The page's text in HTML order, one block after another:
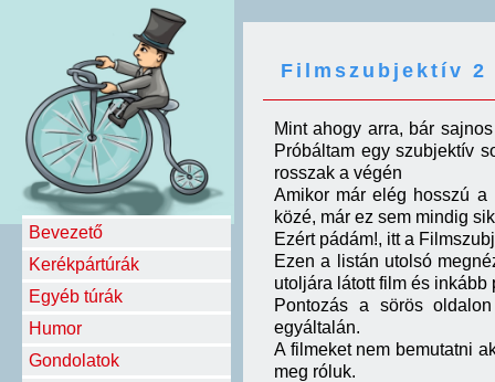
Bevezető
Kerékpártúrák
Egyéb túrák
Humor
Gondolatok
Filmszubjektív 2
Mint ahogy arra, bár
Próbáltam egy szubjektív
rosszak a végén
Amikor már elég hosszú
közé, már ez sem mindig
Ezért pádám!, itt a
Ezen a listán utolsó
utoljára látott film és inkább
Pontozás a sörös
egyáltalán.
A filmeket nem bemutatni
meg róluk.